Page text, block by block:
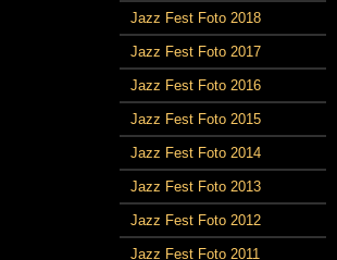
Jazz Fest Foto 2018
Jazz Fest Foto 2017
Jazz Fest Foto 2016
Jazz Fest Foto 2015
Jazz Fest Foto 2014
Jazz Fest Foto 2013
Jazz Fest Foto 2012
Jazz Fest Foto 2011